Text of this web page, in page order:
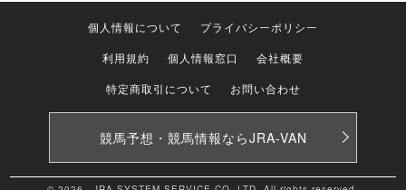
個人情報について
プライバシーポリシー
利用規約
個人情報窓口
会社概要
特定商取引について
お問い合わせ
競馬予想・競馬情報ならJRA-VAN